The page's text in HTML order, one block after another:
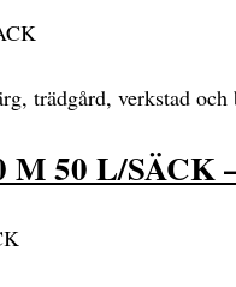
trädgård, verkstad
50 L/SÄCK